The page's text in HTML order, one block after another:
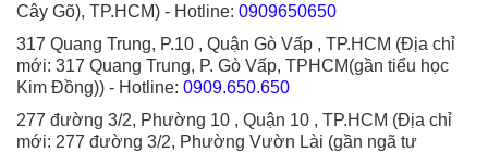
Cây Gõ), TP.HCM) - Hotline: 0909650650
317 Quang Trung, P.10 , Quận Gò Vấp , TP.HCM (Địa chỉ
mới: 317 Quang Trung, P. Gò Vấp, TPHCM(gần tiểu học
Kim Đồng)) - Hotline: 0909.650.650
277 đường 3/2, Phường 10 , Quận 10 , TP.HCM (Địa chỉ
mới: 277 đường 3/2, Phường Vườn Lài (gần ngã tư